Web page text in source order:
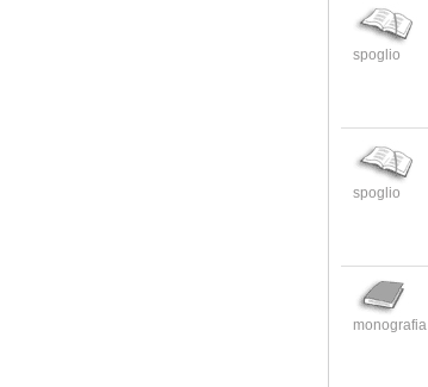
spoglio
spoglio
monografia